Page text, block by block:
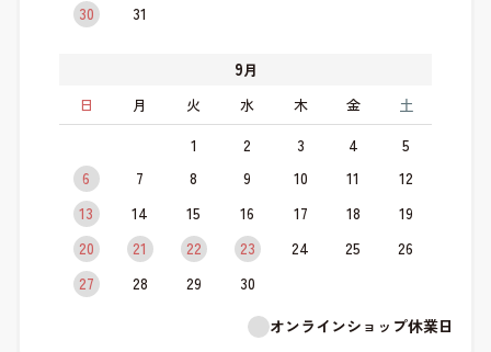
30
31
9月
日
月 火 水 木 金 土
1 2 3 4
5
6
7 8 9 10 11
12
13
14 15 16 17 18
19
20
21 22 23 24 25
26
27
28 29
30
オンラインショップ休業日